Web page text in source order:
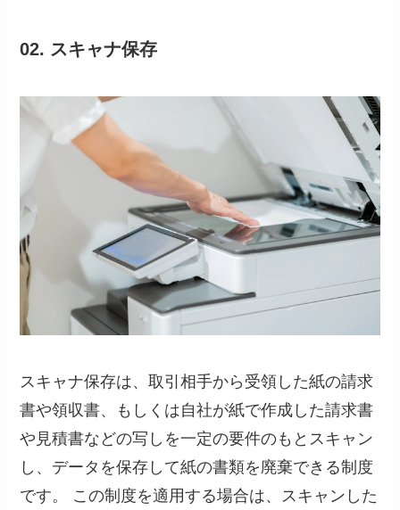
02. スキャナ保存
スキャナ保存は、取引相手から受領した紙の請求
書や領収書、もしくは自社が紙で作成した請求書
や見積書などの写しを一定の要件のもとスキャン
し、データを保存して紙の書類を廃棄できる制度
です。 この制度を適用する場合は、スキャンした